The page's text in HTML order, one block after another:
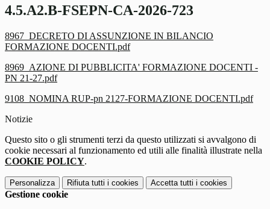
4.5.A2.B-FSEPN-CA-2026-723
8967_DECRETO DI ASSUNZIONE IN BILANCIO
FORMAZIONE DOCENTI.pdf
8969_AZIONE DI PUBBLICITA' FORMAZIONE DOCENTI -
PN 21-27.pdf
9108_NOMINA RUP-pn 2127-FORMAZIONE DOCENTI.pdf
Notizie
Questo sito o gli strumenti terzi da questo utilizzati si avvalgono di
cookie necessari al funzionamento ed utili alle finalità illustrate nella
COOKIE POLICY.
Personalizza Rifiuta tutti i cookies Accetta tutti i cookies
Gestione cookie